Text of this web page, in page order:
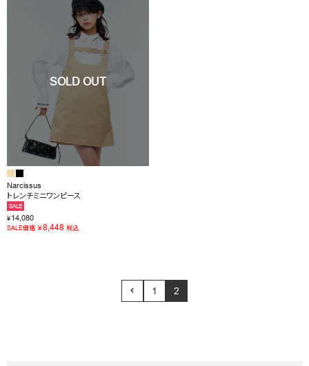
Narcissus
トレンチミニワンピース
SALE
¥14,080
SALE価格 ¥8,448 税込
1 2